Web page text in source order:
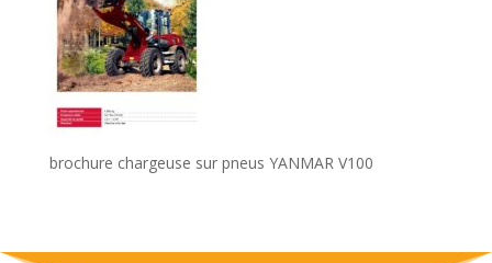
brochure chargeuse sur pneus YANMAR V100